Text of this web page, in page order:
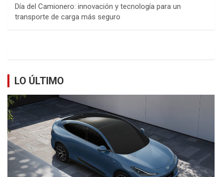
Día del Camionero: innovación y tecnología para un
transporte de carga más seguro
LO ÚLTIMO